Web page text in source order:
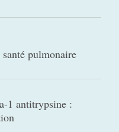
pulmonaire
1 antitrypsine :